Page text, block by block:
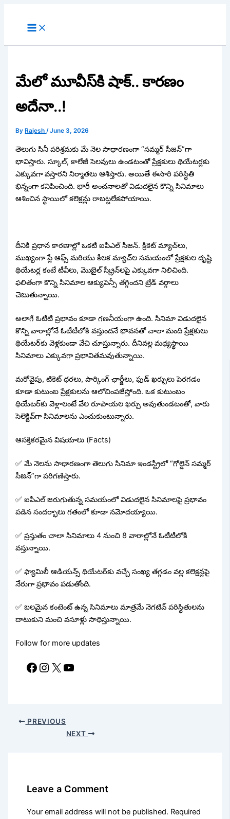
content
మేలో మూవీస్‌కి షాక్‌.. కారణం
అదేనా..!
By Rajesh/June 3, 2026
తెలుగు సినీ పరిశ్రమకు మే నెల సాధారణంగా “సమ్మర్ సీజన్”గా
భావిస్తారు. స్కూల్, కాలేజీ సెలవులు ఉండటంతో ప్రేక్షకులు థియేటర్లకు
ఎక్కువగా వస్తారని నిర్మాతలు ఆశిస్తారు. అయితే ఈసారి పరిస్థితి
భిన్నంగా కనిపించింది. భారీ అంచనాలతో విడుదలైన కొన్ని సినిమాలు
ఆశించిన స్థాయిలో కలెక్షన్లు రాబట్టలేకపోయాయి.
దీనికి ప్రధాన కారణాల్లో ఒకటి ఐపీఎల్ సీజన్. క్రికెట్ మ్యాచ్‌లు,
ముఖ్యంగా ప్లే ఆఫ్స్ మరియు కీలక మ్యాచ్‌ల సమయంలో ప్రేక్షకుల దృష్టి
థియేటర్ల కంటే టీవీలు, మొబైల్ స్క్రీన్‌లపై ఎక్కువగా నిలిచింది.
ఫలితంగా కొన్ని సినిమాల ఆక్యుపెన్సీ తగ్గిందని ట్రేడ్ వర్గాలు
చెబుతున్నాయి.
అలాగే ఓటీటీ ప్రభావం కూడా గణనీయంగా ఉంది. సినిమా విడుదలైన
కొన్ని వారాల్లోనే ఓటీటీలోకి వస్తుందనే భావనతో చాలా మంది ప్రేక్షకులు
థియేటర్‌కు వెళ్లకుండా వేచి చూస్తున్నారు. దీనివల్ల మధ్యస్థాయి
సినిమాలు ఎక్కువగా ప్రభావితమవుతున్నాయి.
మరోవైపు, టికెట్ ధరలు, పార్కింగ్ ఛార్జీలు, ఫుడ్ ఖర్చులు పెరగడం
కూడా కుటుంబ ప్రేక్షకులను ఆలోచింపజేస్తోంది. ఒక కుటుంబం
థియేటర్‌కు వెళ్లాలంటే వేల రూపాయల ఖర్చు అవుతుండటంతో, వారు
సెలెక్టివ్‌గా సినిమాలను ఎంచుకుంటున్నారు.
ఆసక్తికరమైన విషయాలు (Facts)
✅ మే నెలను సాధారణంగా తెలుగు సినిమా ఇండస్ట్రీలో “గోల్డెన్ సమ్మర్
సీజన్”గా పరిగణిస్తారు.
✅ ఐపీఎల్ జరుగుతున్న సమయంలో విడుదలైన సినిమాలపై ప్రభావం
పడిన సందర్భాలు గతంలో కూడా నమోదయ్యాయి.
✅ ప్రస్తుతం చాలా సినిమాలు 4 నుంచి 8 వారాల్లోనే ఓటీటీలోకి
వస్తున్నాయి.
✅ ఫ్యామిలీ ఆడియన్స్ థియేటర్‌కు వచ్చే సంఖ్య తగ్గడం వల్ల కలెక్షన్లపై
నేరుగా ప్రభావం పడుతోంది.
✅ బలమైన కంటెంట్ ఉన్న సినిమాలు మాత్రమే నెగటివ్ పరిస్థితులను
దాటుకుని మంచి వసూళ్లు సాధిస్తున్నాయి.
Follow for more updates
Facebook
Instagram
X YouTube
PREVIOUS
NEXT
Leave a Comment
Your email address will not be published. Required